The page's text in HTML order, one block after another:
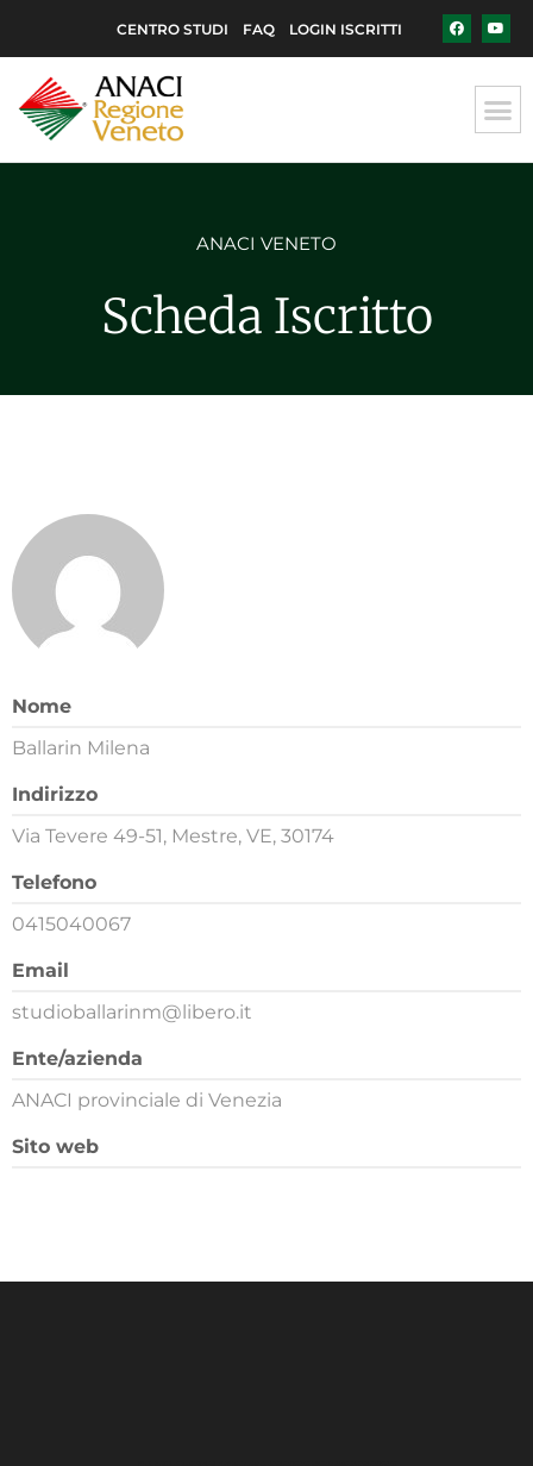
CENTRO STUDI FAQ LOGIN ISCRITTI
ANACI VENETO
Scheda Iscritto
Nome
Ballarin Milena
Indirizzo
Via Tevere 49-51, Mestre, VE, 30174
Telefono
0415040067
Email
studioballarinm@libero.it
Ente/azienda
ANACI provinciale di Venezia
Sito web